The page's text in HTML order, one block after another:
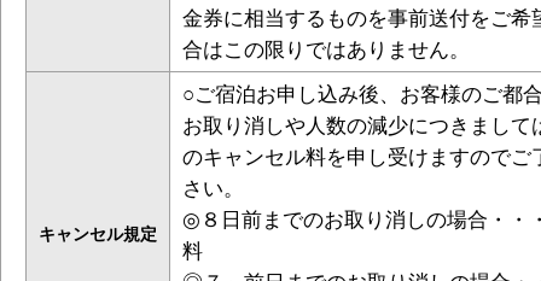
金券に相当するものを事前送付をご希
合はこの限りではありません。
キャンセル規定
○ご宿泊お申し込み後、お客様のご都
お取り消しや人数の減少につきまして
のキャンセル料を申し受けますのでご
さい。
◎８日前までのお取り消しの場合・・
料